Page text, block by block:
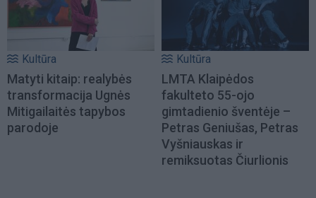
Kultūra
Matyti kitaip: realybės
transformacija Ugnės
Mitigailaitės tapybos
parodoje
Kultūra
LMTA Klaipėdos
fakulteto 55-ojo
gimtadienio šventėje –
Petras Geniušas, Petras
Vyšniauskas ir
remiksuotas Čiurlionis